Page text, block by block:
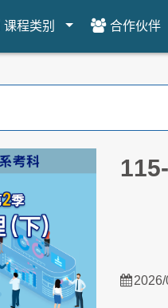
课程类别 合作伙伴